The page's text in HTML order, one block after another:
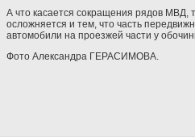
А что касается сокращения рядов МВД,
осложняется и тем, что часть
автомобили на проезжей части у
Фото Александра ГЕРАСИМОВА.